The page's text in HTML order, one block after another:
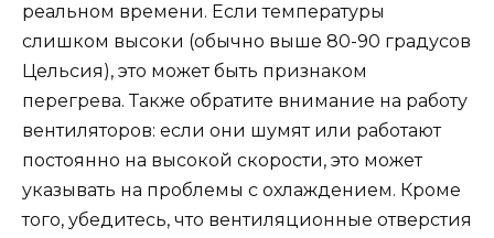
реальном времени. Если температуры
слишком высоки (обычно выше 80-90 градусов
Цельсия), это может быть признаком
перегрева. Также обратите внимание на работу
вентиляторов: если они шумят или работают
постоянно на высокой скорости, это может
указывать на проблемы с охлаждением. Кроме
того, убедитесь, что вентиляционные отверстия